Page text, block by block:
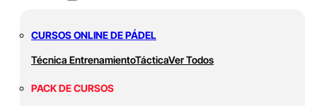
CURSOS ONLINE DE PÁDEL
Técnica EntrenamientoTácticaVer Todos
PACK DE CURSOS